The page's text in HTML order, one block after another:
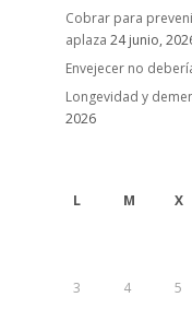
Cobrar para
aplaza 24 junio,
Envejecer no
Longevidad y
2026
L M X
3 4 5